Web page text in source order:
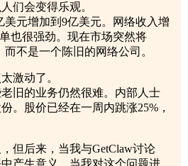
们会变得乐观。
美元增加到9亿美元。网络收入增
也很强劲。现在市场突然将
不是一个陈旧的网络公司。
激动了。
旧的业务仍然很难。内部人士
。股价已经在一周内跳涨25%，
但后来，当我与GetClaw讨论